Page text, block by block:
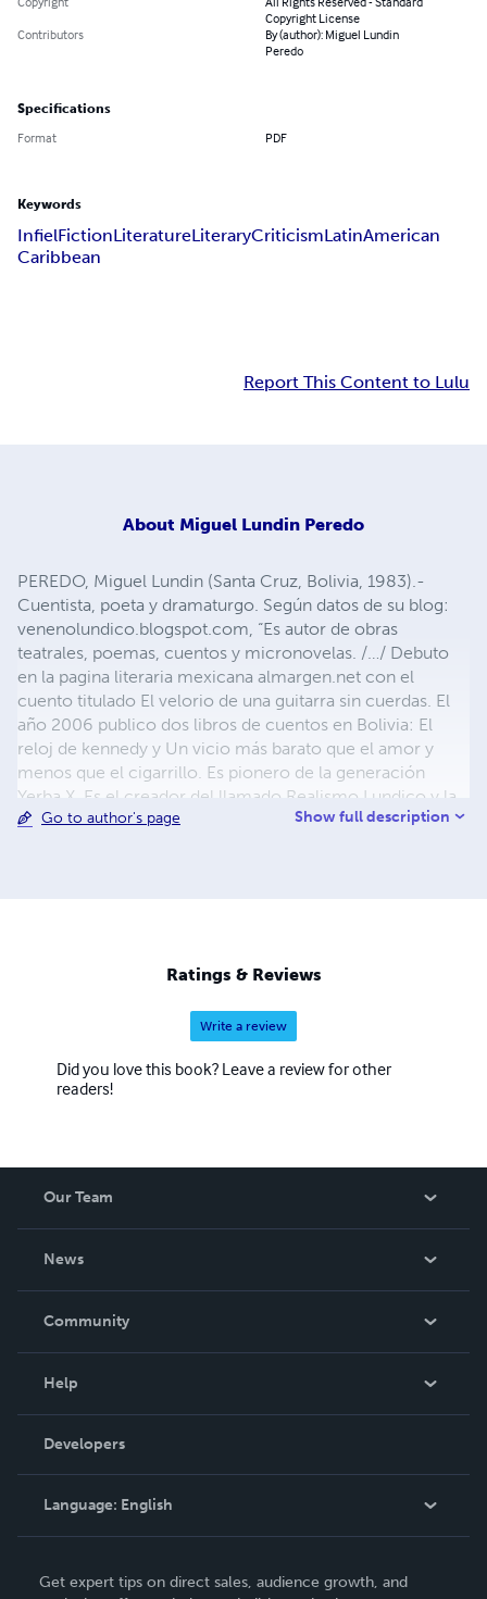
Copyright License
Contributors
By (author): Miguel Lundin
Peredo
Specifications
Format PDF
Keywords
InfielFictionLiteratureLiteraryCriticismLatinAmerican
Caribbean
Report This Content to Lulu
About Miguel Lundin Peredo
PEREDO, Miguel Lundin (Santa Cruz, Bolivia, 1983).-
Cuentista, poeta y dramaturgo. Según datos de su blog:
venenolundico.blogspot.com, “Es autor de obras
teatrales, poemas, cuentos y micronovelas. /…/ Debuto
en la pagina literaria mexicana almargen.net con el
cuento titulado El velorio de una guitarra sin cuerdas. El
año 2006 publico dos libros de cuentos en Bolivia: El
reloj de kennedy y Un vicio más barato que el amor y
menos que el cigarrillo. Es pionero de la generación
Yerba X. Es el creador del llamado Realismo Lundico y la
novela paparazzi. Llama a sus novelas cortas de genero
Go to author's page Show full description
Ratings & Reviews
Write a review
Did you love this book? Leave a review for other
readers!
Our Team
News
In The News
Community
Podcast
Help
Order Lookup
Knowledge Base
Contact Support
Developers
Language: English
Deutsch
Get expert tips on direct sales, audience growth, and